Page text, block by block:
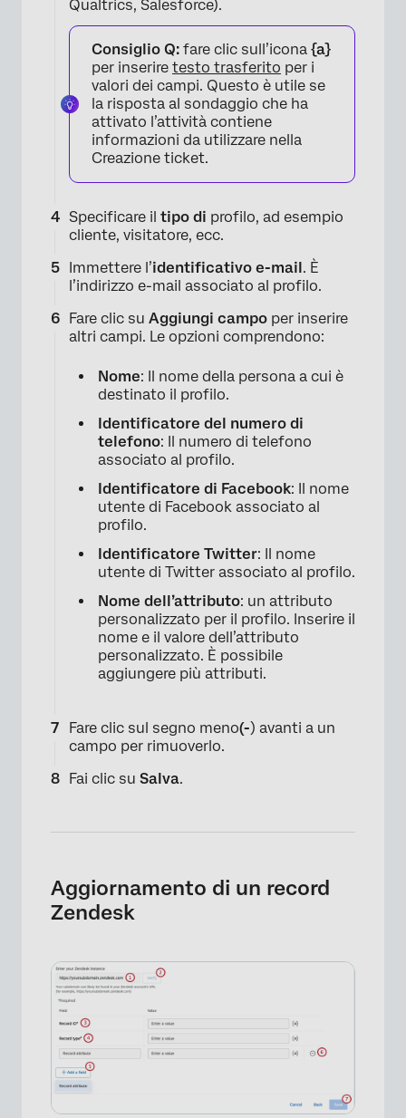
Qualtrics, Salesforce).
Consiglio Q: fare clic sull’icona {a}
per inserire testo trasferito per i
valori dei campi. Questo è utile se
la risposta al sondaggio che ha
attivato l’attività contiene
informazioni da utilizzare nella
Creazione ticket.
Specificare il tipo di profilo, ad esempio
cliente, visitatore, ecc.
Immettere l’identificativo e-mail. È
l’indirizzo e-mail associato al profilo.
Fare clic su Aggiungi campo per inserire
altri campi. Le opzioni comprendono:
Nome: Il nome della persona a cui è
destinato il profilo.
Identificatore del numero di
telefono: Il numero di telefono
associato al profilo.
Identificatore di Facebook: Il nome
utente di Facebook associato al
profilo.
Identificatore Twitter: Il nome
utente di Twitter associato al profilo.
Nome dell’attributo: un attributo
personalizzato per il profilo. Inserire il
nome e il valore dell’attributo
personalizzato. È possibile
aggiungere più attributi.
Fare clic sul segno meno(-) avanti a un
campo per rimuoverlo.
Fai clic su Salva.
Aggiornamento di un record
Zendesk